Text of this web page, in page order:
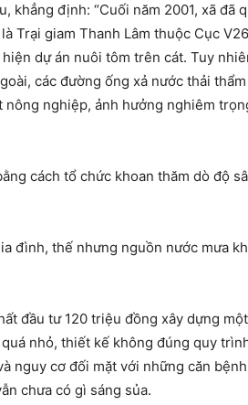
khẳng định: “Cuối năm 2001, xã
Trại giam Thanh Lâm thuộc Cục
dự án nuôi tôm trên cát. Tuy
các đường ống xả nước thải
nghiệp, ảnh hưởng nghiêm
cách tổ chức khoan thăm dò độ
đình, thế nhưng nguồn nước mưa
đầu tư 120 triệu đồng xây dựng
nhỏ, thiết kế không đúng quy
nguy cơ đối mặt với những căn
chưa có gì sáng sủa.